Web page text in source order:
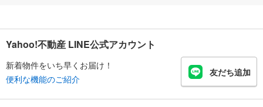
Yahoo!不動産 LINE公式アカウント
新着物件をいち早くお届け！
便利な機能のご紹介
友だち追加